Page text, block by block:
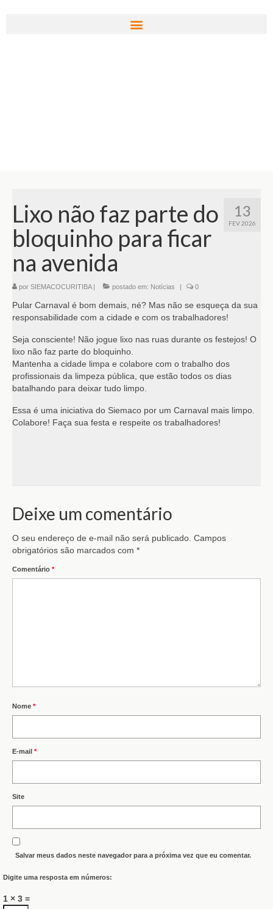
13
FEV 2026
Lixo não faz parte do
bloquinho para ficar
na avenida
por SIEMACOCURITIBA| postado em: Notícias | 0
Pular Carnaval é bom demais, né? Mas não se esqueça da sua
responsabilidade com a cidade e com os trabalhadores!
Seja consciente! Não jogue lixo nas ruas durante os festejos! O
lixo não faz parte do bloquinho.
Mantenha a cidade limpa e colabore com o trabalho dos
profissionais da limpeza pública, que estão todos os dias
batalhando para deixar tudo limpo.
Essa é uma iniciativa do Siemaco por um Carnaval mais limpo.
Colabore! Faça sua festa e respeite os trabalhadores!
Deixe um comentário
O seu endereço de e-mail não será publicado. Campos
obrigatórios são marcados com *
Comentário *
Nome *
E-mail *
Site
Salvar meus dados neste navegador para a próxima vez que eu comentar.
Digite uma resposta em números:
1 × 3 =